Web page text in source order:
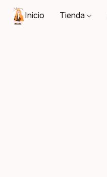
Inicio Tienda